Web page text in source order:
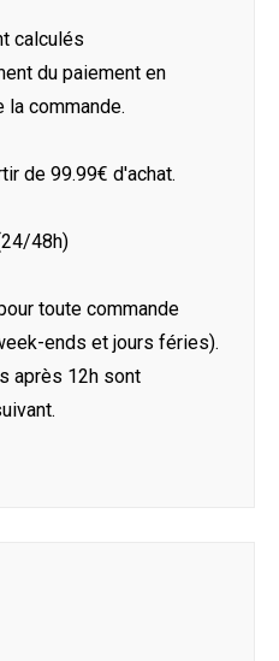
calculés
du paiement en
commande.
de 99.99€ d'achat.
48h)
toute commande
ends et jours féries).
après 12h sont